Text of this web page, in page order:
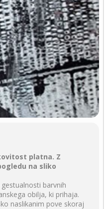
platna. Z
na sliko
barvnih
obilja, ki prihaja.
naslikanim pove skoraj